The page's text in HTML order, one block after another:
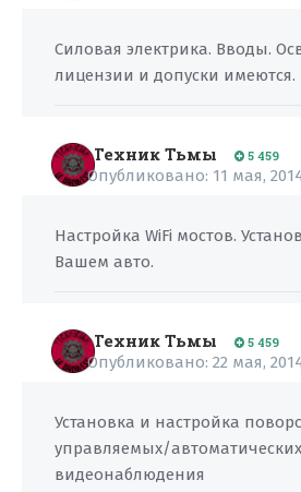
Силовая электрика. Вводы.
лицензии и допуски имеются.
Техник Тьмы 5 459
Опубликовано: 11 мая,
Настройка WiFi мостов.
Вашем авто.
Техник Тьмы 5 459
Опубликовано: 22 мая,
Установка и настройка
управляемых/
видеонаблюдения